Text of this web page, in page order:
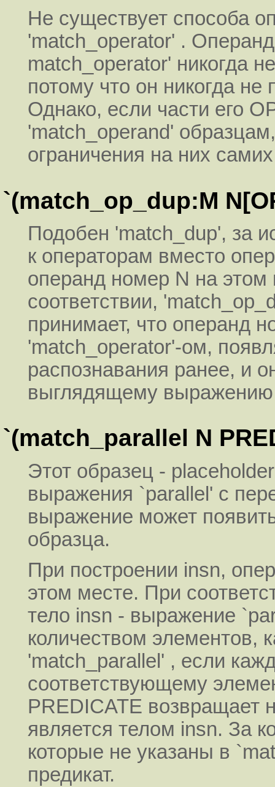
Не существует способа
'match_operator' .
match_operator' никогда
потому что он никогда не
Однако, если части его
'match_operand'
ограничения на них
`(match_op_dup:M
Подобен 'match_dup', за
к операторам вместо
операнд номер N на этом
соответствии,
принимает, что операнд
'match_operator'-ом,
распознавания ранее, и
выглядящему
`(match_parallel N
Этот образец -
выражения `parallel' с
выражение может
образца.
При построении insn,
этом месте. При
тело insn - выражение
количеством элементов,
'match_parallel' , если
соответствующему
PREDICATE возвращает
является телом insn. За
которые не указаны в
предикат.